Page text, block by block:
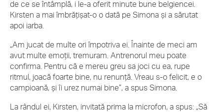
de ce se întâmplă, i le-a oferit minute bune belgiencei.
Kirsten a mai îmbrățișat-o o dată pe Simona și a sărutat
apoi iarba.
„Am jucat de multe ori împotriva ei. Înainte de meci am
avut multe emoții, tremuram. Antrenorul meu poate
confirma. Pentru că e mereu greu sa joci cu ea, rupe
ritmul, joacă foarte bine, nu renunță. Vreau s-o felicit, e o
campioană, și îi urez numai bine”, a spus Simona.
La rândul ei, Kirsten, invitată prima la microfon, a spus: „Să